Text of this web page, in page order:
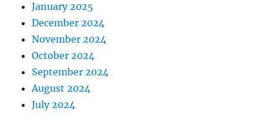
January 2025
December 2024
November 2024
October 2024
September 2024
August 2024
July 2024